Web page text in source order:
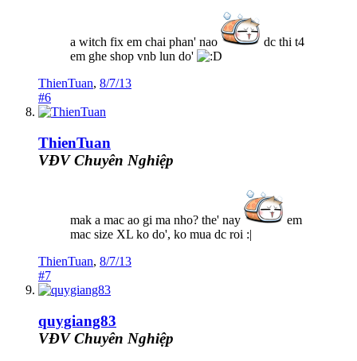
a witch fix em chai phan' nao
dc thi t4
em ghe shop vnb lun do'
ThienTuan, 8/7/13
#6
ThienTuan
VĐV Chuyên Nghiệp
mak a mac ao gi ma nho? the' nay
em
mac size XL ko do', ko mua dc roi :|
ThienTuan, 8/7/13
#7
quygiang83
VĐV Chuyên Nghiệp